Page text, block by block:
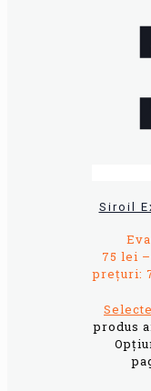
Siroil
75 lei –
prețuri:
produs